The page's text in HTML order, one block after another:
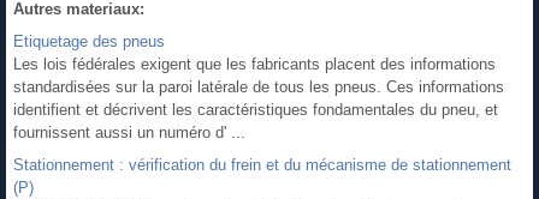
Autres materiaux:
Etiquetage des pneus
Les lois fédérales exigent que les fabricants placent des informations
standardisées sur la paroi latérale de tous les pneus. Ces informations
identifient et décrivent les caractéristiques fondamentales du pneu, et
fournissent aussi un numéro d' ...
Stationnement : vérification du frein et du mécanisme de stationnement
(P)